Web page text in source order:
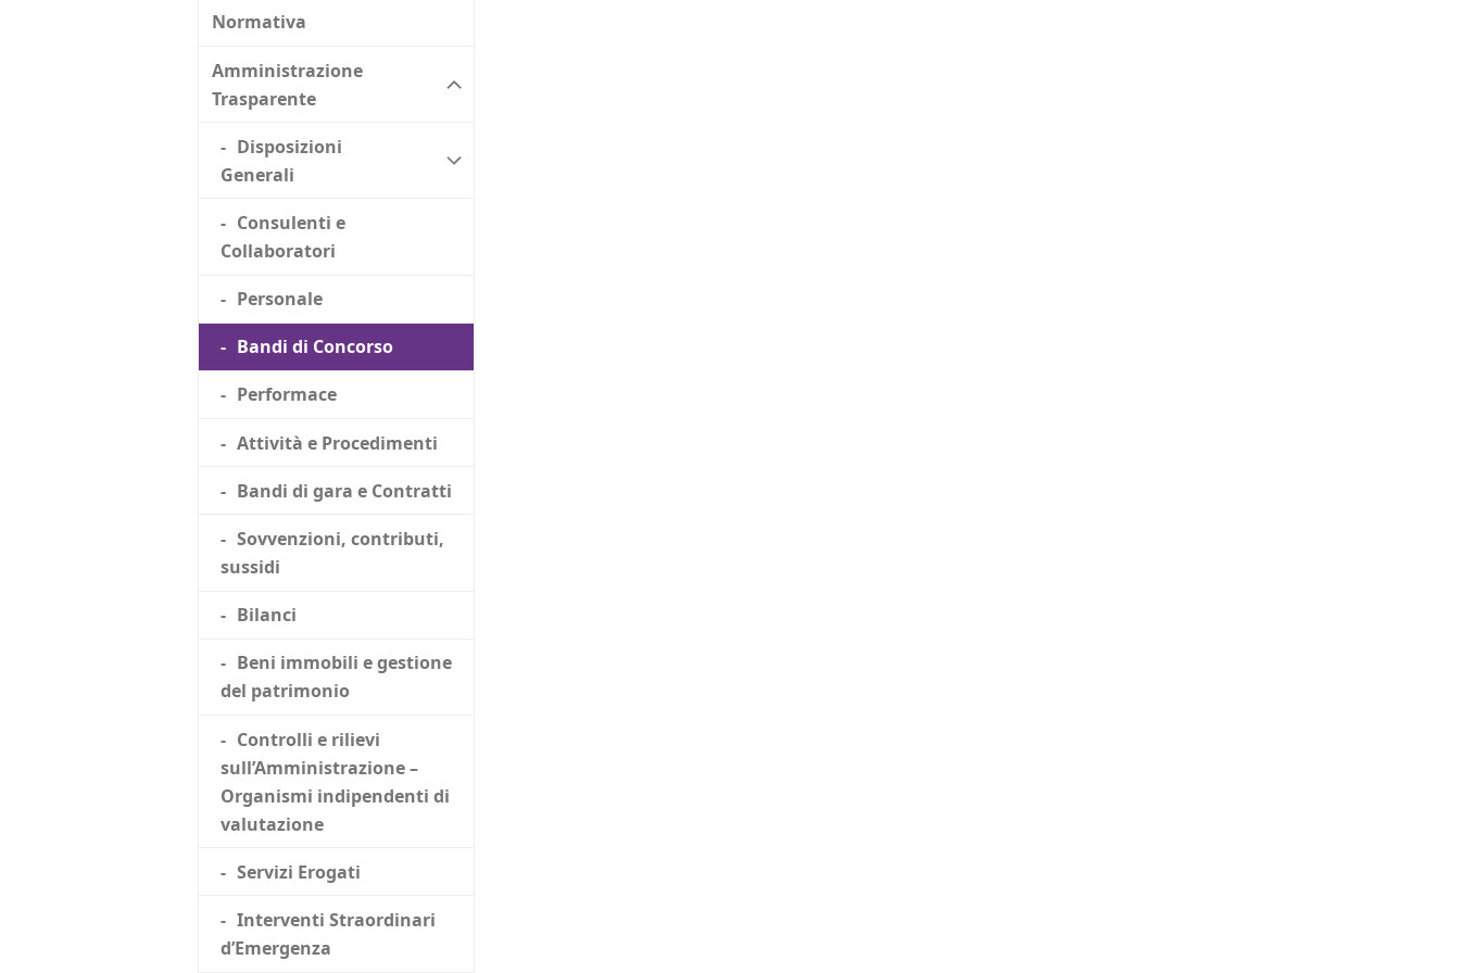
Normativa
Amministrazione
Trasparente
Disposizioni
Generali
Consulenti e
Collaboratori
Personale
Bandi di Concorso
Performace
Attività e Procedimenti
Bandi di gara e Contratti
Sovvenzioni, contributi,
sussidi
Bilanci
Beni immobili e gestione
del patrimonio
Controlli e rilievi
sull’Amministrazione –
Organismi indipendenti di
valutazione
Servizi Erogati
Interventi Straordinari
d’Emergenza